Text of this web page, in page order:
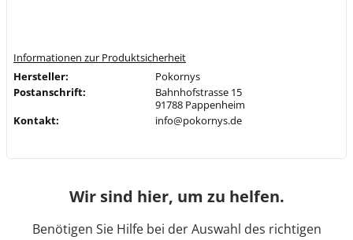
Informationen zur Produktsicherheit
Hersteller:
Pokornys
Postanschrift:
Bahnhofstrasse 15
91788 Pappenheim
Kontakt:
info@pokornys.de
Wir sind hier, um zu helfen.
Benötigen Sie Hilfe bei der Auswahl des richtigen